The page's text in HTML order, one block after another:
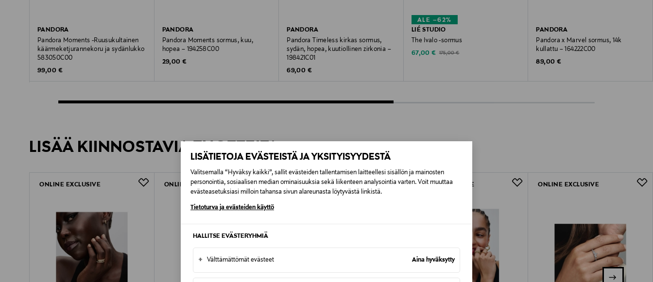
LISÄTIETOJA EVÄSTEISTÄ JA YKSITYISYYDESTÄ
Valitsemalla “Hyväksy kaikki”, sallit evästeiden tallentamisen laitteellesi sisällön ja mainosten
personointia, sosiaalisen median ominaisuuksia sekä liikenteen analysointia varten. Voit muuttaa
evästeasetuksiasi milloin tahansa sivun alareunasta löytyvästä linkistä.
Tietoturva ja evästeiden käyttö
HALLITSE EVÄSTERYHMIÄ
+ Välttämättömät evästeet Aina hyväksytty
PANDORA
Pandora Moments -Ruusukultainen
käärmeketjurannekoru ja sydänlukko
583050C00
Original Price
99,00 €
PANDORA
Pandora Moments sormus, kuu,
hopea – 194258C00
Original Price
29,00 €
PANDORA
Pandora Timeless kirkas sormus,
sydän, hopea, kuutiollinen zirkonia –
198421C01
Original Price
69,00 €
ALE –62%
LIÉ STUDIO
The Ivalo -sormus
Discounted Price
67,00 € Original Price
175,00 €
PANDORA
Pandora x Marvel sormus, 14k
kullattu – 164222C00
Original Price
89,00 €
LISÄÄ KIINNOSTAVIA TUOTTEITA
ONLINE EXCLUSIVE ONLINE EXCLUSIVE ONLINE EXCLUSIVE ONLINE EXCLUSIVE ONLINE EXCLUSIVE